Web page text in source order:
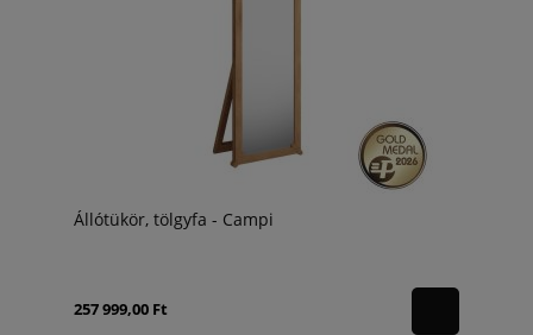
Állótükör, tölgyfa - Campi
257 999,00 Ft